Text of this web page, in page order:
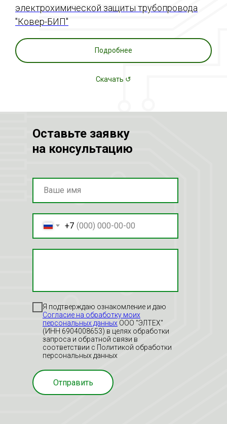
электрохимической защиты трубопровода
"Ковер-БИП"
Подробнее
Скачать ↺
Оставьте заявку
на консультацию
+7
Я подтверждаю ознакомление и даю
Согласие на обработку моих
персональных данных ООО "ЭЛТЕХ"
(ИНН 6904008653) в целях обработки
запроса и обратной связи в
соответствии с Политикой обработки
персональных данных
Отправить